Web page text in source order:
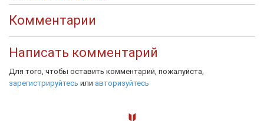
Комментарии
Написать комментарий
Для того, чтобы оставить комментарий, пожалуйста,
зарегистрируйтесь или авторизуйтесь